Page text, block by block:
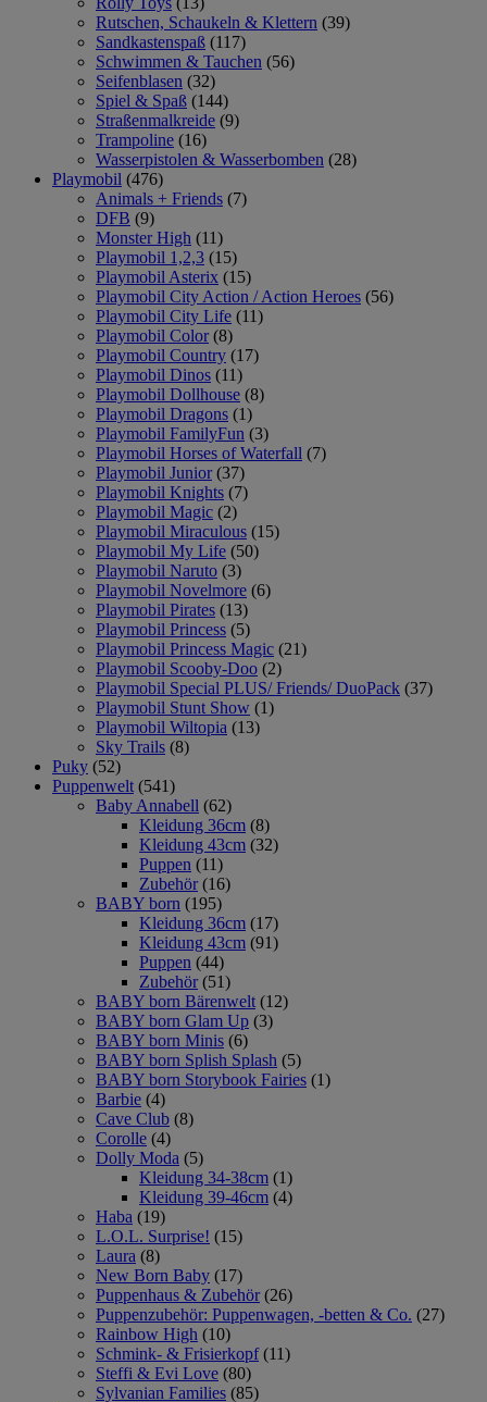
Rutschen, Schaukeln & Klettern (39)
Sandkastenspaß (117)
Schwimmen & Tauchen (56)
Seifenblasen (32)
Spiel & Spaß (144)
Straßenmalkreide (9)
Trampoline (16)
Wasserpistolen & Wasserbomben (28)
Playmobil (476)
Animals + Friends (7)
DFB (9)
Monster High (11)
Playmobil 1,2,3 (15)
Playmobil Asterix (15)
Playmobil City Action / Action Heroes (56)
Playmobil City Life (11)
Playmobil Color (8)
Playmobil Country (17)
Playmobil Dinos (11)
Playmobil Dollhouse (8)
Playmobil Dragons (1)
Playmobil FamilyFun (3)
Playmobil Horses of Waterfall (7)
Playmobil Junior (37)
Playmobil Knights (7)
Playmobil Magic (2)
Playmobil Miraculous (15)
Playmobil My Life (50)
Playmobil Naruto (3)
Playmobil Novelmore (6)
Playmobil Pirates (13)
Playmobil Princess (5)
Playmobil Princess Magic (21)
Playmobil Scooby-Doo (2)
Playmobil Special PLUS/ Friends/ DuoPack (37)
Playmobil Stunt Show (1)
Playmobil Wiltopia (13)
Sky Trails (8)
Puky (52)
Puppenwelt (541)
Baby Annabell (62)
Kleidung 36cm (8)
Kleidung 43cm (32)
Puppen (11)
Zubehör (16)
BABY born (195)
Kleidung 36cm (17)
Kleidung 43cm (91)
Puppen (44)
Zubehör (51)
BABY born Bärenwelt (12)
BABY born Glam Up (3)
BABY born Minis (6)
BABY born Splish Splash (5)
BABY born Storybook Fairies (1)
Barbie (4)
Cave Club (8)
Corolle (4)
Dolly Moda (5)
Kleidung 34-38cm (1)
Kleidung 39-46cm (4)
Haba (19)
L.O.L. Surprise! (15)
Laura (8)
New Born Baby (17)
Puppenhaus & Zubehör (26)
Puppenzubehör: Puppenwagen, -betten & Co. (27)
Rainbow High (10)
Schmink- & Frisierkopf (11)
Steffi & Evi Love (80)
Sylvanian Families (85)